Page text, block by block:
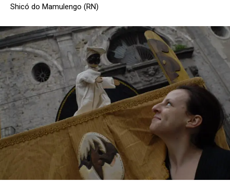
Shicó do Mamulengo (RN)